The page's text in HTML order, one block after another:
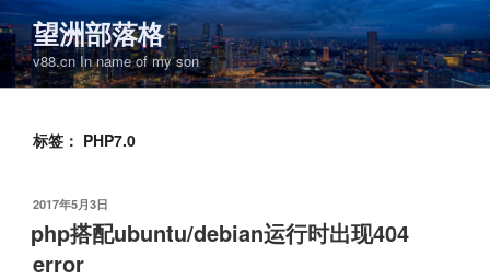
跳
至
内
容
望洲部落格
v88.cn In name of my son
标签： PHP7.0
发
于
2017年5月3日
php搭配ubuntu/debian运行时出现404
error